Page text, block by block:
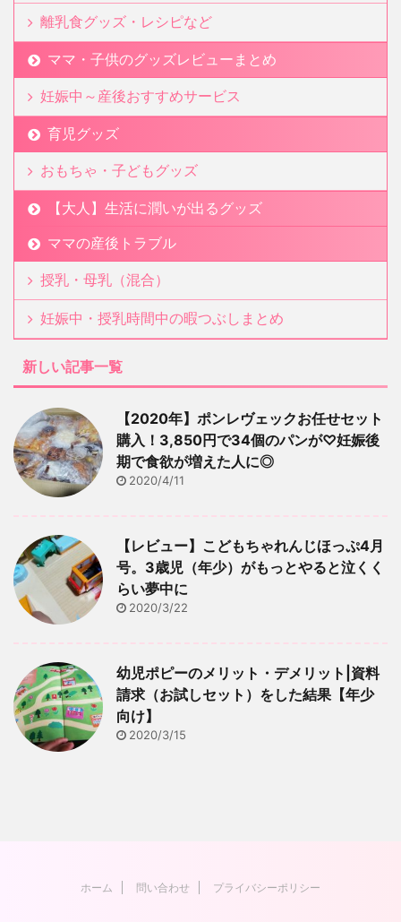
離乳食グッズ・レシピなど
ママ・子供のグッズレビューまとめ
妊娠中～産後おすすめサービス
育児グッズ
おもちゃ・子どもグッズ
【大人】生活に潤いが出るグッズ
ママの産後トラブル
授乳・母乳（混合）
妊娠中・授乳時間中の暇つぶしまとめ
新しい記事一覧
【2020年】ポンレヴェックお任せセット
購入！3,850円で34個のパンが♡妊娠後
期で食欲が増えた人に◎
2020/4/11
【レビュー】こどもちゃれんじほっぷ4月
号。3歳児（年少）がもっとやると泣くく
らい夢中に
2020/3/22
幼児ポピーのメリット・デメリット|資料
請求（お試しセット）をした結果【年少
向け】
2020/3/15
ホーム 問い合わせ プライバシーポリシー